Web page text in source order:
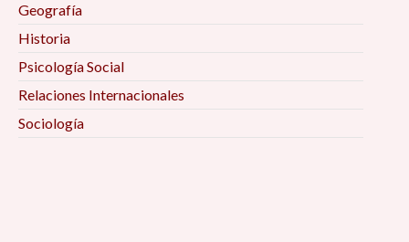
Geografía
Historia
Psicología Social
Relaciones Internacionales
Sociología